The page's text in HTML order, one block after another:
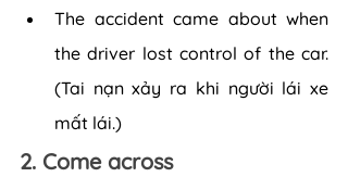
The accident came about when
the driver lost control of the car.
(Tai nạn xảy ra khi người lái xe
mất lái.)
2. Come across